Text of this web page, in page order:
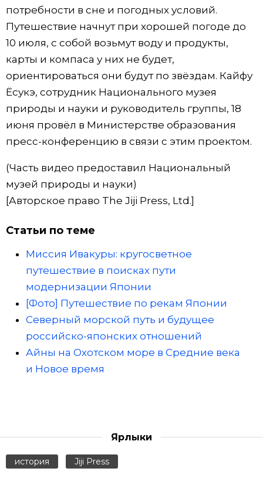
потребности в сне и погодных условий.
Путешествие начнут при хорошей погоде до
10 июля, с собой возьмут воду и продукты,
карты и компаса у них не будет,
ориентироваться они будут по звёздам. Кайфу
Ёсукэ, сотрудник Национального музея
природы и науки и руководитель группы, 18
июня провёл в Министерстве образования
пресс-конференцию в связи с этим проектом.
(Часть видео предоставил Национальный
музей природы и науки)
[Авторское право The Jiji Press, Ltd.]
Статьи по теме
Миссия Ивакуры: кругосветное
путешествие в поисках пути
модернизации Японии
[Фото] Путешествие по рекам Японии
Северный морской путь и будущее
российско-японских отношений
Айны на Охотском море в Средние века
и Новое время
Ярлыки
история Jiji Press